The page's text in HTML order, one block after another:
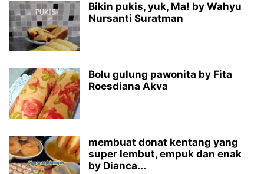
Bikin pukis, yuk, Ma! by Wahyu
Nursanti Suratman
Bolu gulung pawonita by Fita
Roesdiana Akva
membuat donat kentang yang
super lembut, empuk dan enak
by Dianca...